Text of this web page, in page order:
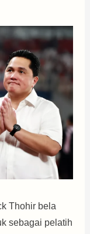
Thohir bela
sebagai pelatih